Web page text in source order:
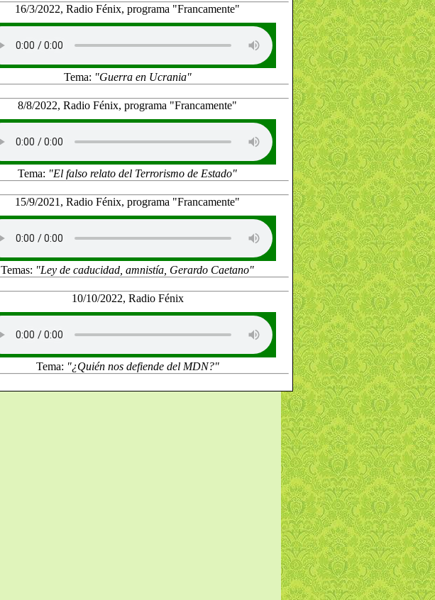
16/3/2022, Radio Fénix, programa "Francamente"
Tema: "Guerra en Ucrania"
8/8/2022, Radio Fénix, programa "Francamente"
Tema: "El falso relato del Terrorismo de Estado"
15/9/2021, Radio Fénix, programa "Francamente"
Temas: "Ley de caducidad, amnistía, Gerardo Caetano"
10/10/2022, Radio Fénix
Tema: "¿Quién nos defiende del MDN?"